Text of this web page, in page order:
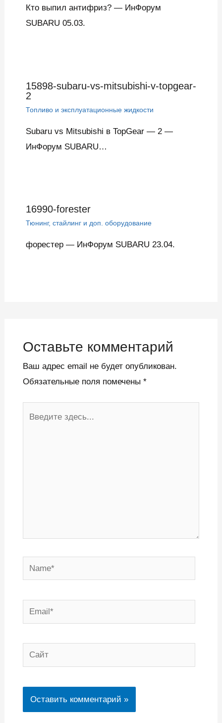
Кто выпил антифриз? — ИнФорум
SUBARU 05.03.
15898-subaru-vs-mitsubishi-v-topgear-
2
Топливо и эксплуатационные жидкости
Subaru vs Mitsubishi в TopGear — 2 —
ИнФорум SUBARU…
16990-forester
Тюнинг, стайлинг и доп. оборудование
форестер — ИнФорум SUBARU 23.04.
Оставьте комментарий
Ваш адрес email не будет опубликован.
Обязательные поля помечены *
Name*
Email*
Сайт